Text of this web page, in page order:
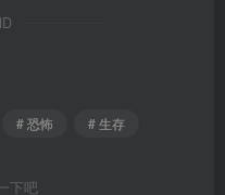
# 恐怖 # 生存
下吧